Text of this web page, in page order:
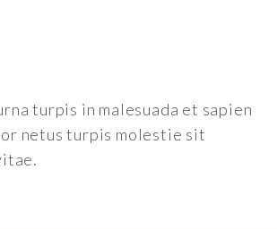
turpis in malesuada et sapien
netus turpis molestie sit